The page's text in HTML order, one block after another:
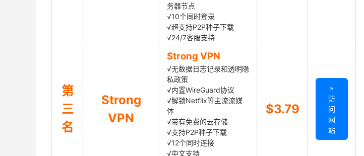
务器节点
√10个同时登录
√超支持P2P种子下载
√24/7客服支持
第
三
名
Strong
VPN
Strong VPN
√无数据日志记录和透明隐
私政策
√内置WireGuard协议
√解锁Netflix等主流流媒
体
√带有免费的云存储
√支持P2P种子下载
√12个同时连接
√中文支持
$3.79
»
访
问
网
站